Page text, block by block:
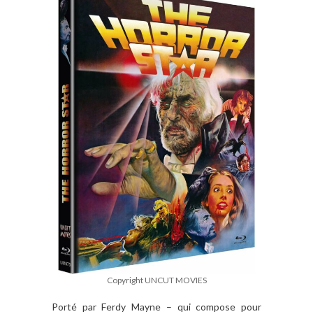
Copyright UNCUT MOVIES
Porté par Ferdy Mayne – qui compose pour